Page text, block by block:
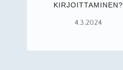
KIRJOITTAMINEN?
4.3.2024